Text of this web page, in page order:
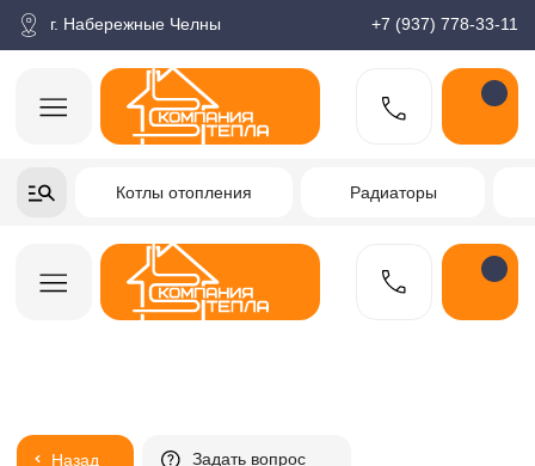
г. Набережные Челны
Котлы отопления Радиаторы Водонагреватели
+7-937-778-33-11